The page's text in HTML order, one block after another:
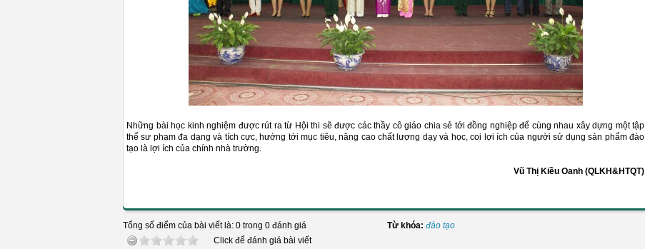
Những bài học kinh nghiệm được rút ra từ Hội thi sẽ được các thầy cô giáo chia sẻ tới đồng nghiệp để cùng nhau xây dựng một tập
thể sư phạm đa dạng và tích cực, hướng tới mục tiêu, nâng cao chất lượng dạy và học, coi lợi ích của người sử dụng sản phẩm đào
tạo là lợi ích của chính nhà trường.
Vũ Thị Kiều Oanh (QLKH&HTQT)
Tổng số điểm của bài viết là: 0 trong 0 đánh giá
Click để đánh giá bài viết
Từ khóa: đào tạo